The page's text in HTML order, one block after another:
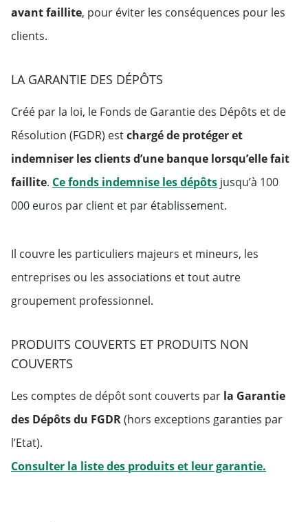
avant faillite, pour éviter les conséquences pour les
clients.
LA GARANTIE DES DÉPÔTS
Créé par la loi, le Fonds de Garantie des Dépôts et de
Résolution (FGDR) estchargé de protéger et
indemniser les clients d’une banque lorsqu’elle fait
faillite. Ce fonds indemnise les dépôtsWill open in a
jusqu’à 100
000 euros par client et par établissement.
Il couvre les particuliers majeurs et mineurs, les
entreprises ou les associations et tout autre
groupement professionnel.
PRODUITS COUVERTS ET PRODUITS NON
COUVERTS
Les comptes de dépôt sont couverts par la Garantie
des Dépôts du FGDR(hors exceptions garanties par
l’Etat).
Consulter la liste des produits et leur garantie.